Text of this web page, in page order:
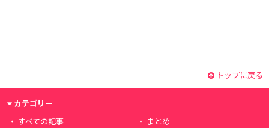
トップに戻る
カテゴリー
すべての記事
まとめ